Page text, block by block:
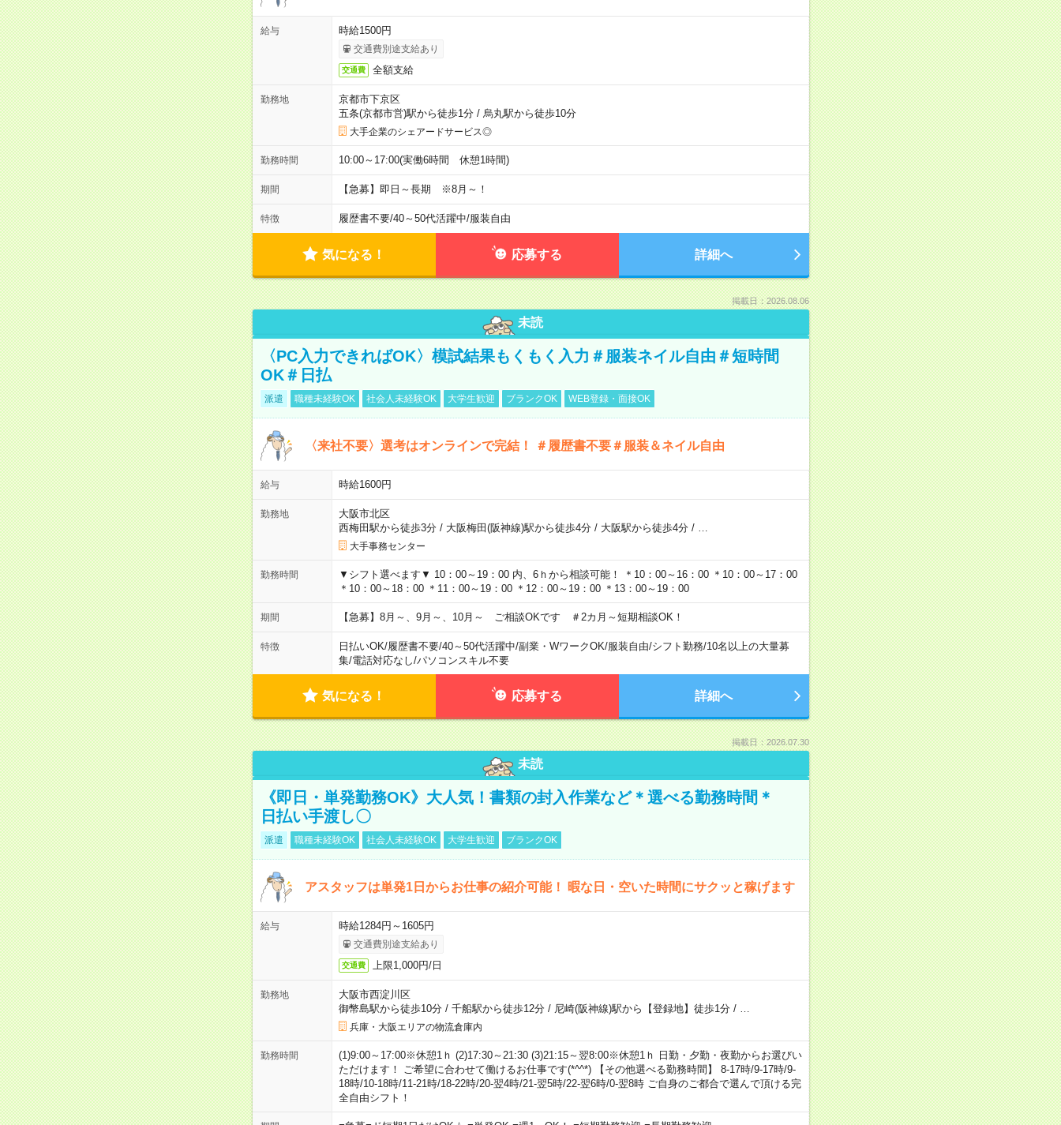
給与 時給1500円
交通費別途支給あり
交通費 全額支給
勤務地
京都市下京区
五条(京都市営)駅から徒歩1分/ 烏丸駅から徒歩10分
大手企業のシェアードサービス◎
勤務時間 10:00～17:00(実働6時間 休憩1時間)
期間 【急募】即日～長期 ※8月～！
特徴 履歴書不要/40～50代活躍中/服装自由
気になる！ 応募する 詳細へ
掲載日：2026.08.06
未読
〈PC入力できればOK〉模試結果もくもく入力＃服装ネイル自由＃短時間
OK＃日払
派遣 職種未経験OK 社会人未経験OK 大学生歓迎 ブランクOK WEB登録・面接OK
〈来社不要〉選考はオンラインで完結！ ＃履歴書不要＃服装＆ネイル自由
給与 時給1600円
勤務地
大阪市北区
西梅田駅から徒歩3分/ 大阪梅田(阪神線)駅から徒歩4分/ 大阪駅から徒歩4分/
大手事務センター
勤務時間
▼シフト選べます▼ 10：00～19：00 内、6ｈから相談可能！ ＊10：00～16：00 ＊10：00～17：00
＊10：00～18：00 ＊11：00～19：00 ＊12：00～19：00 ＊13：00～19：00
期間 【急募】8月～、9月～、10月～ ご相談OKです ＃2カ月～短期相談OK！
特徴 日払いOK/履歴書不要/40～50代活躍中/副業・WワークOK/服装自由/シフト勤務/10名以上の大量募
集/電話対応なし/パソコンスキル不要
気になる！ 応募する 詳細へ
掲載日：2026.07.30
未読
《即日・単発勤務OK》大人気！書類の封入作業など＊選べる勤務時間＊
日払い手渡し〇
派遣 職種未経験OK 社会人未経験OK 大学生歓迎 ブランクOK
アスタッフは単発1日からお仕事の紹介可能！ 暇な日・空いた時間にサクッと稼げます
給与 時給1284円～1605円
交通費別途支給あり
交通費 上限1,000円/日
勤務地
大阪市西淀川区
御幣島駅から徒歩10分/ 千船駅から徒歩12分/ 尼崎(阪神線)駅から【登録地】徒歩1分/
兵庫・大阪エリアの物流倉庫内
勤務時間
(1)9:00～17:00※休憩1ｈ (2)17:30～21:30 (3)21:15～翌8:00※休憩1ｈ 日勤・夕勤・夜勤からお選びい
ただけます！ ご希望に合わせて働けるお仕事です(*^^*) 【その他選べる勤務時間】 8-17時/9-17時/9-
18時/10-18時/11-21時/18-22時/20-翌4時/21-翌5時/22-翌6時/0-翌8時 ご自身のご都合で選んで頂ける完
全自由シフト！